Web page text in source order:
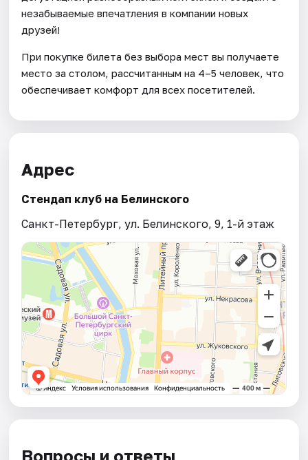
незабываемые впечатления в компании новых
друзей!
При покупке билета без выбора мест вы получаете
место за столом, рассчитанным на 4–5 человек, что
обеспечивает комфорт для всех посетителей.
Адрес
Стендап клуб на Белинского
Санкт-Петербург, ул. Белинского, 9, 1-й этаж
Вопросы и ответы